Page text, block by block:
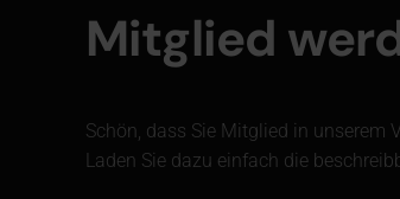
Mitglied
Schön, dass Sie Mitglied in unserem
Laden Sie dazu einfach die